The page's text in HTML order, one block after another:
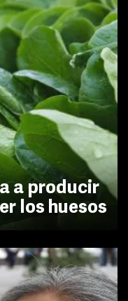
a producir
los huesos